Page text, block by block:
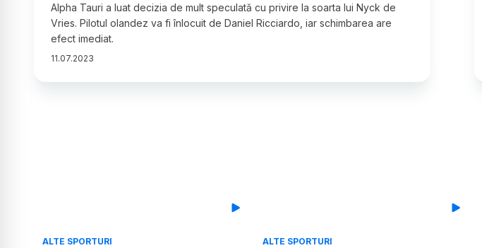
Alpha Tauri a luat decizia de mult speculată cu privire la soarta lui Nyck de
Vries. Pilotul olandez va fi înlocuit de Daniel Ricciardo, iar schimbarea are
efect imediat.
11.07.2023
ALTE SPORTURI ALTE SPORTURI